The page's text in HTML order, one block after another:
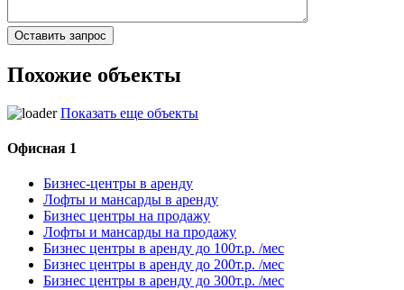
Похожие объекты
Показать еще объекты
Офисная 1
Бизнес-центры в аренду
Лофты и мансарды в аренду
Бизнес центры на продажу
Лофты и мансарды на продажу
Бизнес центры в аренду до 100т.р. /мес
Бизнес центры в аренду до 200т.р. /мес
Бизнес центры в аренду до 300т.р. /мес